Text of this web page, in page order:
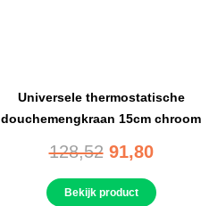
Universele thermostatische
douchemengkraan 15cm chroom
128,52 91,80
Bekijk product